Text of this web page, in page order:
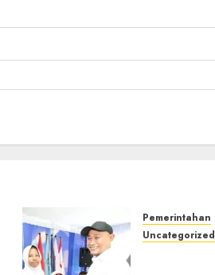
Pemerintahan
Uncategorized